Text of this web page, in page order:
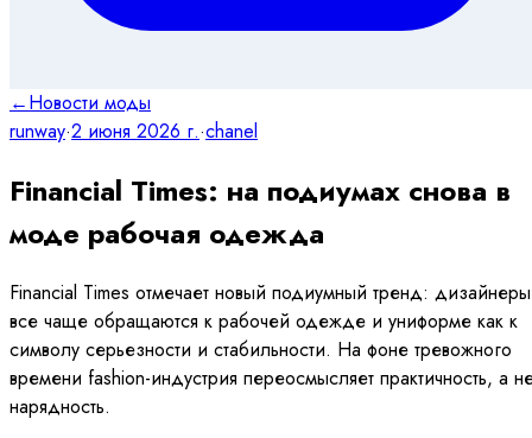
←Новости моды
runway·2 июня 2026 г.·chanel
Financial Times: на подиумах снова в
моде рабочая одежда
Financial Times отмечает новый подиумный тренд: дизайнеры
все чаще обращаются к рабочей одежде и униформе как к
символу серьезности и стабильности. На фоне тревожного
времени fashion-индустрия переосмысляет практичность, а
нарядность.